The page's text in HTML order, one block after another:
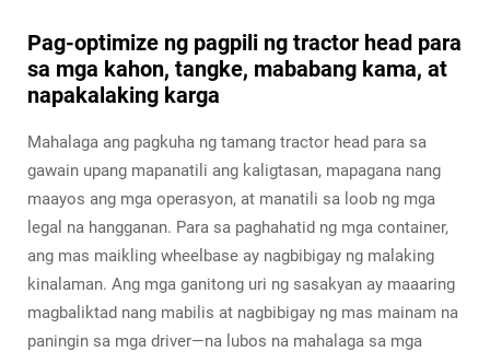
Pag-optimize ng pagpili ng tractor head para
sa mga kahon, tangke, mababang kama, at
napakalaking karga
Mahalaga ang pagkuha ng tamang tractor head para sa
gawain upang mapanatili ang kaligtasan, mapagana nang
maayos ang mga operasyon, at manatili sa loob ng mga
legal na hangganan. Para sa paghahatid ng mga container,
ang mas maikling wheelbase ay nagbibigay ng malaking
kinalaman. Ang mga ganitong uri ng sasakyan ay maaaring
magbaliktad nang mabilis at nagbibigay ng mas mainam na
paningin sa mga driver—na lubos na mahalaga sa mga